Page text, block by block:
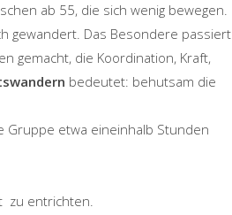
ab 55, die sich wenig bewegen.
gewandert. Das Besondere passiert
gemacht, die Koordination, Kraft,
bedeutet: behutsam die
Gruppe etwa eineinhalb Stunden
zu entrichten.